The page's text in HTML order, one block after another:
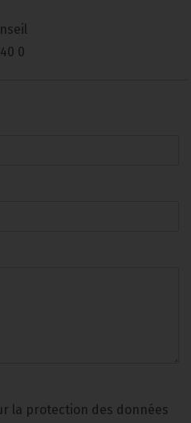
0
la protection des données